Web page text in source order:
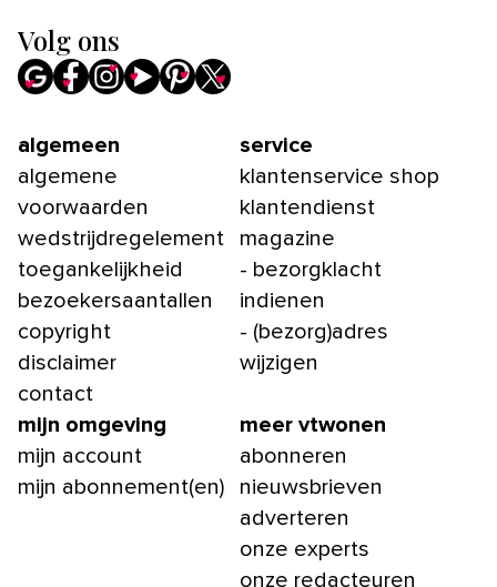
Volg ons
algemeen
algemene
voorwaarden
wedstrijdregelement
toegankelijkheid
bezoekersaantallen
copyright
disclaimer
contact
service
klantenservice shop
klantendienst
magazine
- bezorgklacht
indienen
- (bezorg)adres
wijzigen
mijn omgeving
mijn account
mijn abonnement(en)
meer vtwonen
abonneren
nieuwsbrieven
adverteren
onze experts
onze redacteuren